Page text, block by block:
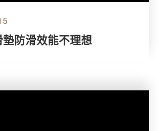
防滑效能不理想